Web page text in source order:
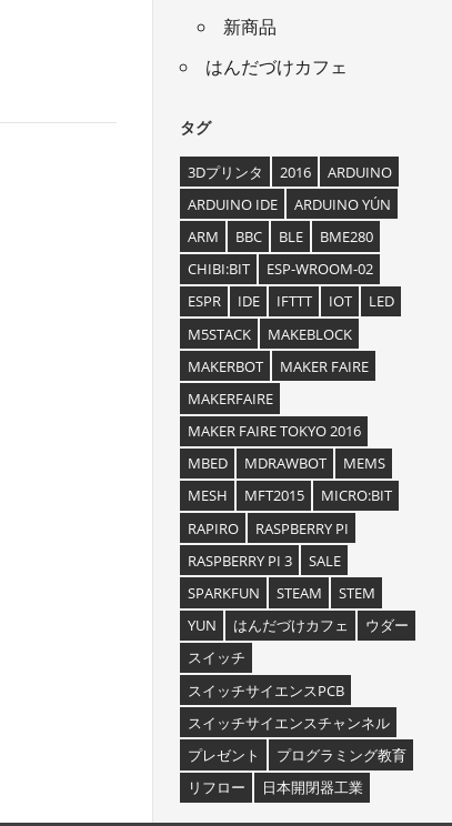
新商品
はんだづけカフェ
タグ
3Dプリンタ 2016
ARDUINO
ARDUINO IDE
ARDUINO YÚN
ARM
BBC BLE
BME280
CHIBI:BIT
ESP-WROOM-02
ESPR
IDE IFTTT IOT
LED
M5STACK
MAKEBLOCK
MAKERBOT
MAKER FAIRE
MAKERFAIRE
MAKER FAIRE TOKYO 2016
MBED
MDRAWBOT
MEMS
MESH
MFT2015
MICRO:BIT
RAPIRO
RASPBERRY PI
RASPBERRY PI 3
SALE
SPARKFUN
STEAM
STEM
YUN
はんだづけカフェ
ウダー
スイッチ
スイッチサイエンスPCB
スイッチサイエンスチャンネル
プレゼント
プログラミング教育
リフロー
日本開閉器工業